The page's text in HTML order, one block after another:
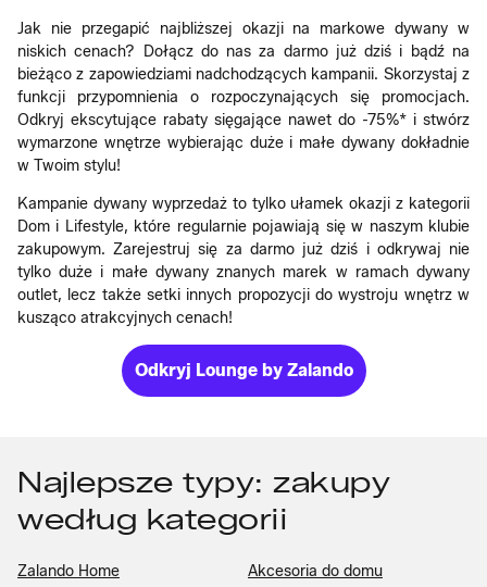
Jak nie przegapić najbliższej okazji na markowe dywany w
niskich cenach? Dołącz do nas za darmo już dziś i bądź na
bieżąco z zapowiedziami nadchodzących kampanii. Skorzystaj z
funkcji przypomnienia o rozpoczynających się promocjach.
Odkryj ekscytujące rabaty sięgające nawet do -75%* i stwórz
wymarzone wnętrze wybierając duże i małe dywany dokładnie
w Twoim stylu!
Kampanie dywany wyprzedaż to tylko ułamek okazji z kategorii
Dom i Lifestyle, które regularnie pojawiają się w naszym klubie
zakupowym. Zarejestruj się za darmo już dziś i odkrywaj nie
tylko duże i małe dywany znanych marek w ramach dywany
outlet, lecz także setki innych propozycji do wystroju wnętrz w
kusząco atrakcyjnych cenach!
Odkryj Lounge by Zalando
Najlepsze typy: zakupy
według kategorii
Zalando Home Akcesoria do domu